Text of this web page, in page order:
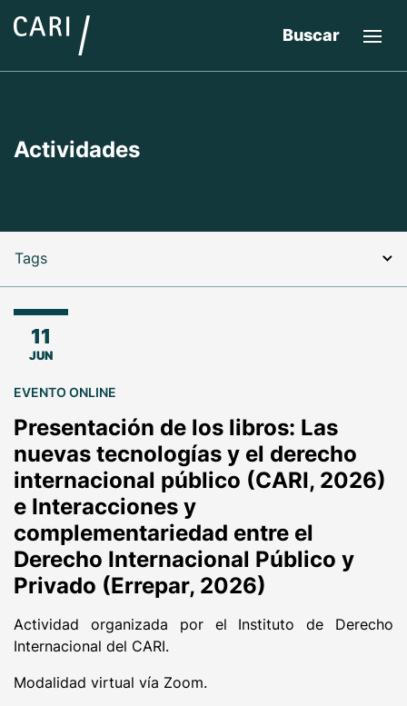
Buscar
Actividades
11
JUN
EVENTO ONLINE
Presentación de los libros: Las
nuevas tecnologías y el derecho
internacional público (CARI, 2026)
e Interacciones y
complementariedad entre el
Derecho Internacional Público y
Privado (Errepar, 2026)
Actividad organizada por el Instituto de Derecho
Internacional del CARI.
Modalidad virtual vía Zoom.
Tags